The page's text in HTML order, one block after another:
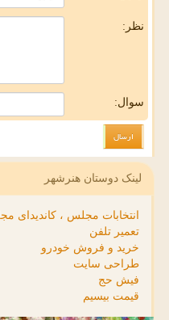
نظر:
سوال:
لینک دوستان هنرشهر
انتخابات مجلس ، کاندیدای
تعمیر تلفن
خرید و فروش خودرو
طراحی سایت
فیش حج
قیمت بیسیم